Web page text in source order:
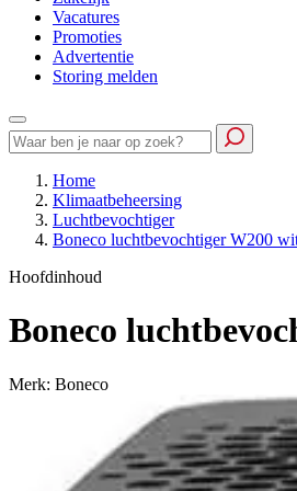
Vacatures
Promoties
Advertentie
Storing melden
Home
Klimaatbeheersing
Luchtbevochtiger
Boneco luchtbevochtiger W200
Hoofdinhoud
Boneco
Merk: Boneco